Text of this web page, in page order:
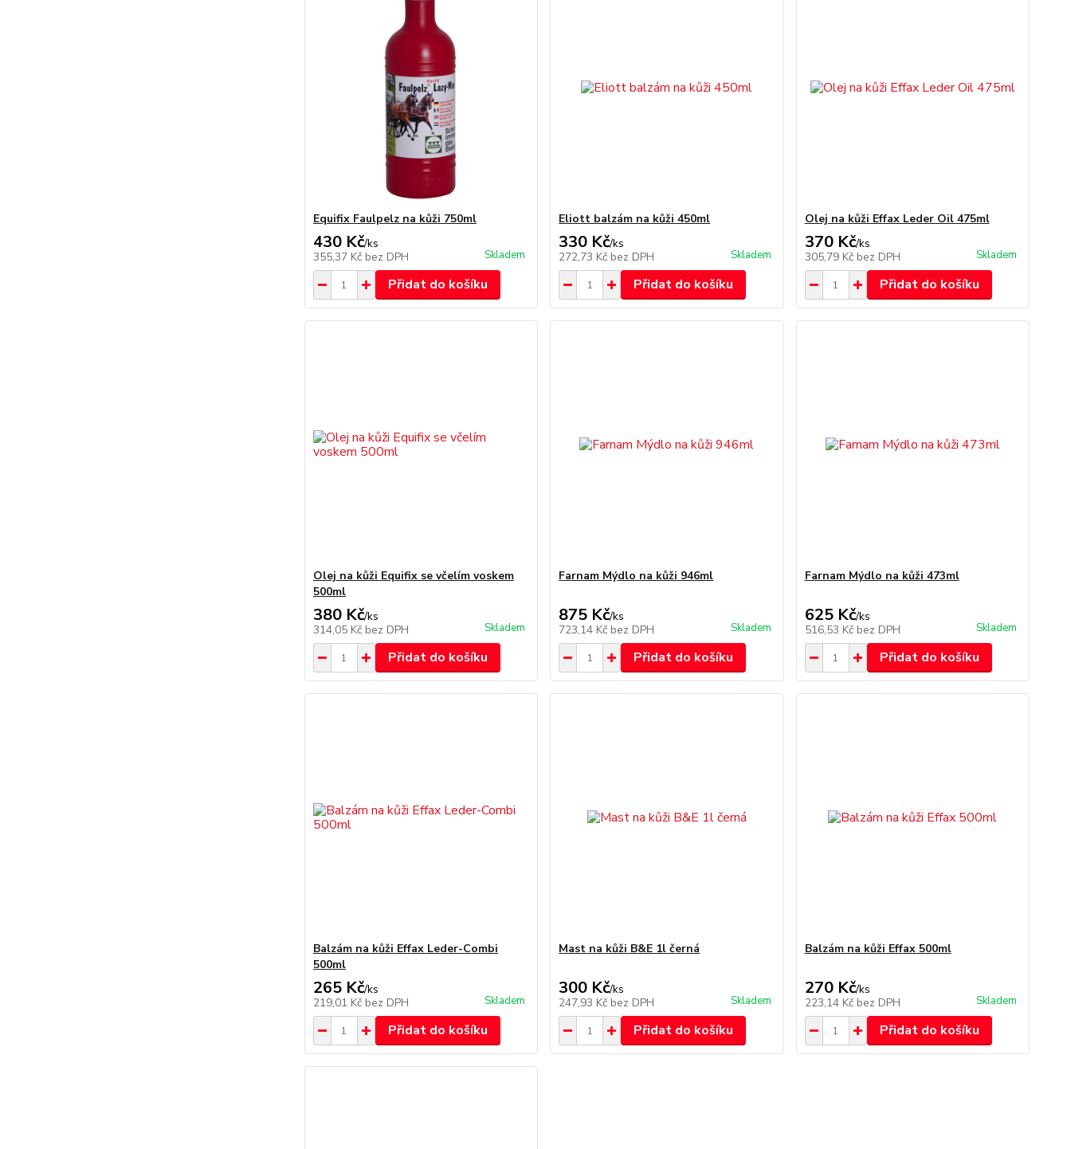
Equifix Faulpelz na kůži 750ml
430 Kč/ks
355,37 Kč bez DPH Skladem
Přidat do košíku
Eliott balzám na kůži 450ml
330 Kč/ks
272,73 Kč bez DPH Skladem
Přidat do košíku
Olej na kůži Effax Leder Oil 475ml
370 Kč/ks
305,79 Kč bez DPH Skladem
Přidat do košíku
Olej na kůži Equifix se včelím voskem
500ml
380 Kč/ks
314,05 Kč bez DPH Skladem
Přidat do košíku
Farnam Mýdlo na kůži 946ml
875 Kč/ks
723,14 Kč bez DPH Skladem
Přidat do košíku
Farnam Mýdlo na kůži 473ml
625 Kč/ks
516,53 Kč bez DPH Skladem
Přidat do košíku
Balzám na kůži Effax Leder-Combi
500ml
265 Kč/ks
219,01 Kč bez DPH Skladem
Přidat do košíku
Mast na kůži B&E 1l černá
300 Kč/ks
247,93 Kč bez DPH Skladem
Přidat do košíku
Balzám na kůži Effax 500ml
270 Kč/ks
223,14 Kč bez DPH Skladem
Přidat do košíku